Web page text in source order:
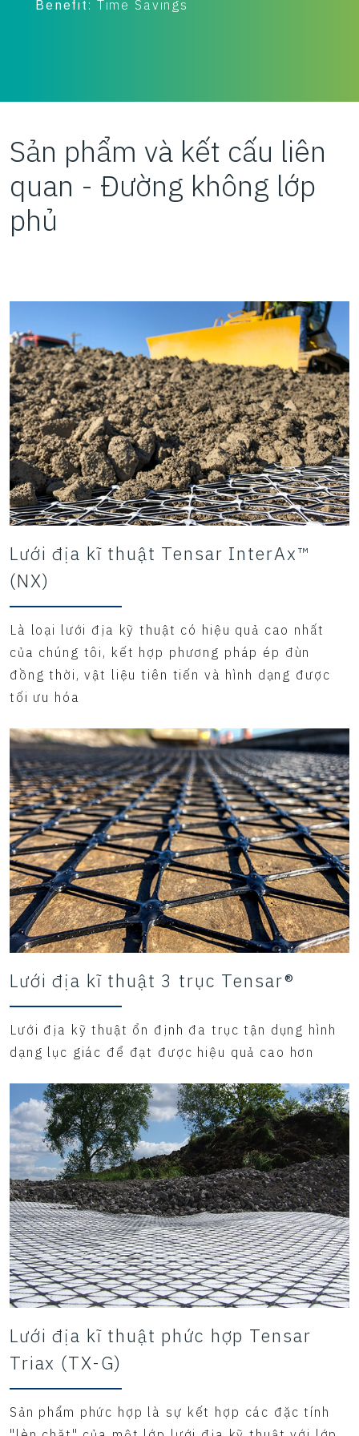
Ứng dụng:Sàn công tác
Sản phẩm và kết cấu liên
quan - Đường không lớp
phủ
Lưới địa kĩ thuật Tensar InterAx™
(NX)
Là loại lưới địa kỹ thuật có hiệu quả cao nhất
của chúng tôi, kết hợp phương pháp ép đùn
đồng thời, vật liệu tiên tiến và hình dạng được
tối ưu hóa
Lưới địa kĩ thuật 3 trục Tensar®
Lưới địa kỹ thuật ổn định đa trục tận dụng hình
dạng lục giác để đạt được hiệu quả cao hơn
Lưới địa kĩ thuật phức hợp Tensar
Triax (TX-G)
Sản phẩm phức hợp là sự kết hợp các đặc tính